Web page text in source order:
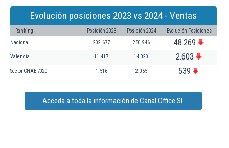
Evolución posiciones 2023 vs 2024 - Ventas
Ranking Posición 2023 Posición 2024 Evolución Posiciones
Nacional 202.677 250.946 48.269
Valencia 11.417 14.020 2.603
Sector CNAE 7020 1.516 2.055 539
Acceda a toda la información de Canal Office Sl.